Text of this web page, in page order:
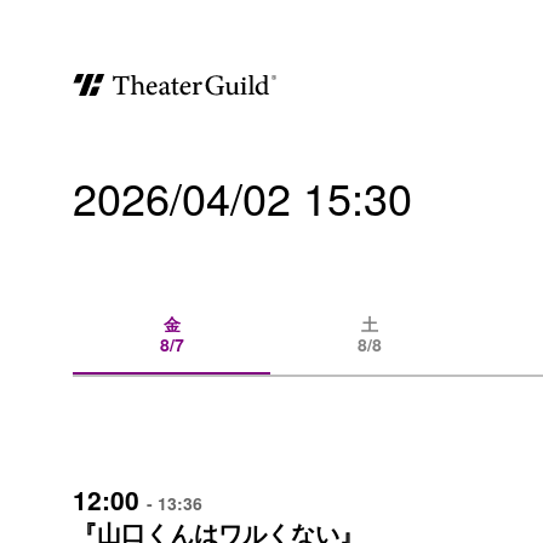
2026/04/02 15:30
金
8/7
土
8/8
12:00 - 13:36
『山口くんはワルくない』